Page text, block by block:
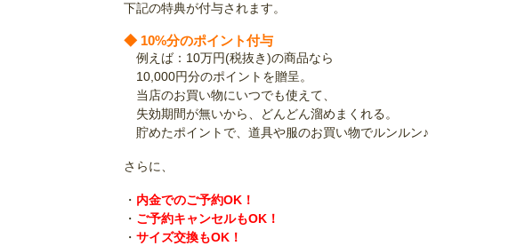
下記の特典が付与されます。
◆ 10%分のポイント付与
例えば：10万円(税抜き)の商品なら
10,000円分のポイントを贈呈。
当店のお買い物にいつでも使えて、
失効期間が無いから、どんどん溜めまくれる。
貯めたポイントで、道具や服のお買い物でルンルン♪
さらに、
・ 内金でのご予約OK！
・ ご予約キャンセルもOK！
・ サイズ交換もOK！